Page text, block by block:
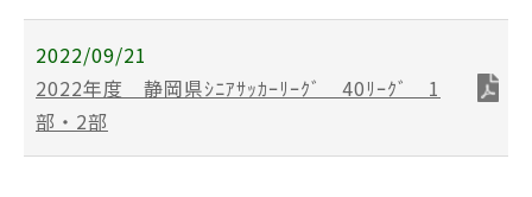
2022/09/21
2022年度 静岡県ｼﾆｱｻｯｶｰﾘｰｸﾞ 40ﾘｰｸﾞ 1
部・2部